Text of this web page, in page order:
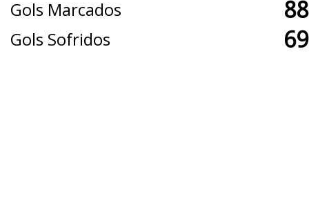
Gols Marcados
Gols Sofridos